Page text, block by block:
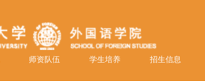
师资队伍 学生培养 招生信息